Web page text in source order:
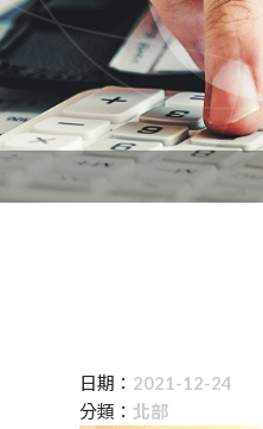
日期： 2021-12-24
分類： 北部